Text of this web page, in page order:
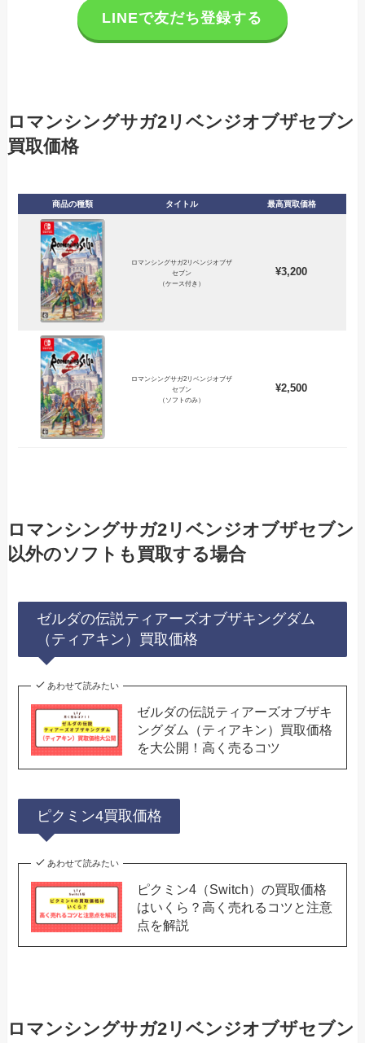
LINEで友だち登録する
ロマンシングサガ2リベンジオブザセブン
買取価格
商品の種類 タイトル 最高買取価格
ロマンシングサガ2リベンジオブザ
セブン
（ケース付き）
¥3,200
ロマンシングサガ2リベンジオブザ
セブン
（ソフトのみ）
¥2,500
ロマンシングサガ2リベンジオブザセブン
以外のソフトも買取する場合
ゼルダの伝説ティアーズオブザキングダム
（ティアキン）買取価格
あわせて読みたい
ゼルダの伝説ティアーズオブザキ
ングダム（ティアキン）買取価格
を大公開！高く売るコツ
ピクミン4買取価格
あわせて読みたい
ピクミン4（Switch）の買取価格
はいくら？高く売れるコツと注意
点を解説
ロマンシングサガ2リベンジオブザセブン